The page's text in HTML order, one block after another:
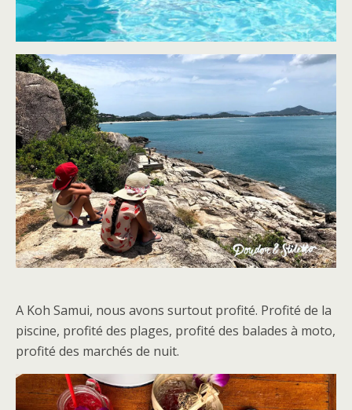
A Koh Samui, nous avons surtout profité. Profité de la
piscine, profité des plages, profité des balades à moto,
profité des marchés de nuit.